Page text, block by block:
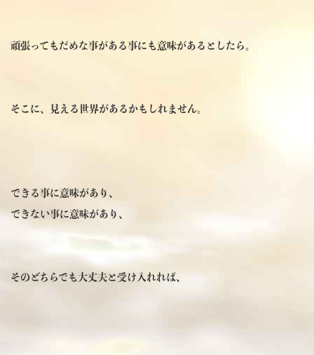
頑張ってもだめな事がある事にも意味があるとしたら。
そこに、見える世界があるかもしれません。
できる事に意味があり、
できない事に意味があり、
そのどちらでも大丈夫と受け入れれぱ、